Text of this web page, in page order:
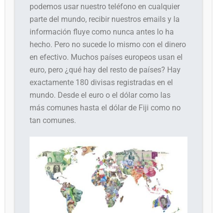
podemos usar nuestro teléfono en cualquier
parte del mundo, recibir nuestros emails y la
información fluye como nunca antes lo ha
hecho. Pero no sucede lo mismo con el dinero
en efectivo. Muchos países europeos usan el
euro, pero ¿qué hay del resto de países? Hay
exactamente 180 divisas registradas en el
mundo. Desde el euro o el dólar como las
más comunes hasta el dólar de Fiji como no
tan comunes.